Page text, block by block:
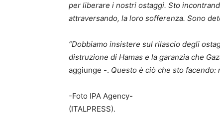
per liberare i nostri ostaggi. Sto
attraversando, la loro sofferenza. Sono
“Dobbiamo insistere sul rilascio degli
distruzione di Hamas e la garanzia che
aggiunge -. Questo è ciò che sto
-Foto IPA Agency-
(ITALPRESS).